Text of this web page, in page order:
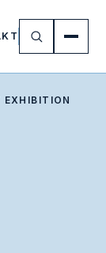
EXHIBITION